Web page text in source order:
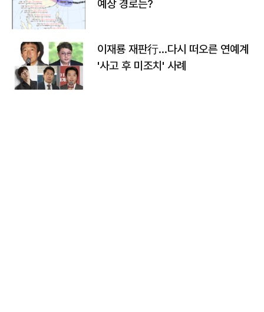
예상 경로는?
이재룡 재판行…다시 떠오른 연예계
'사고 후 미조치' 사례